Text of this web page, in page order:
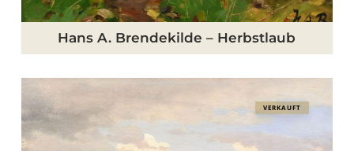
Hans A. Brendekilde – Herbstlaub
VERKAUFT